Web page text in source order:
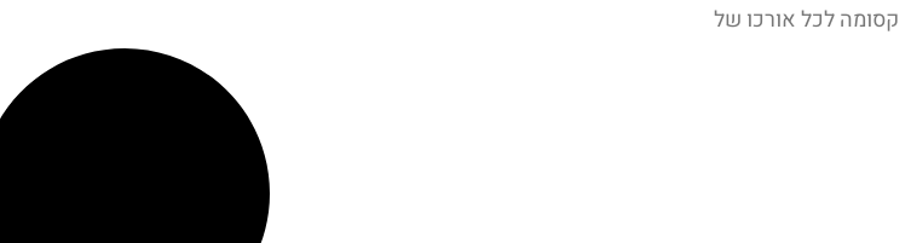
קסומה לכל אורכו של